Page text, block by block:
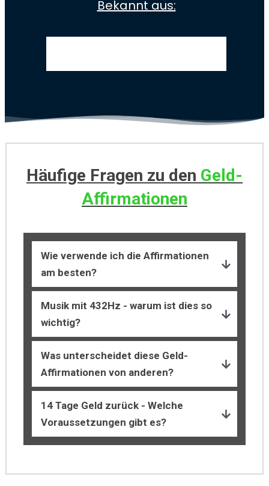
Bekannt aus:
Häufige Fragen zu den Geld-
Affirmationen
Wie verwende ich die Affirmationen
am besten?
Musik mit 432Hz - warum ist dies so
wichtig?
Was unterscheidet diese Geld-
Affirmationen von anderen?
14 Tage Geld zurück - Welche
Voraussetzungen gibt es?